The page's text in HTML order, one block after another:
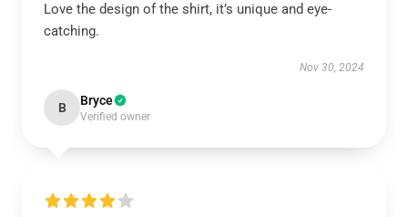
Love the design of the shirt, it’s unique and eye-
catching.
Nov 30, 2024
B Bryce
Verified owner